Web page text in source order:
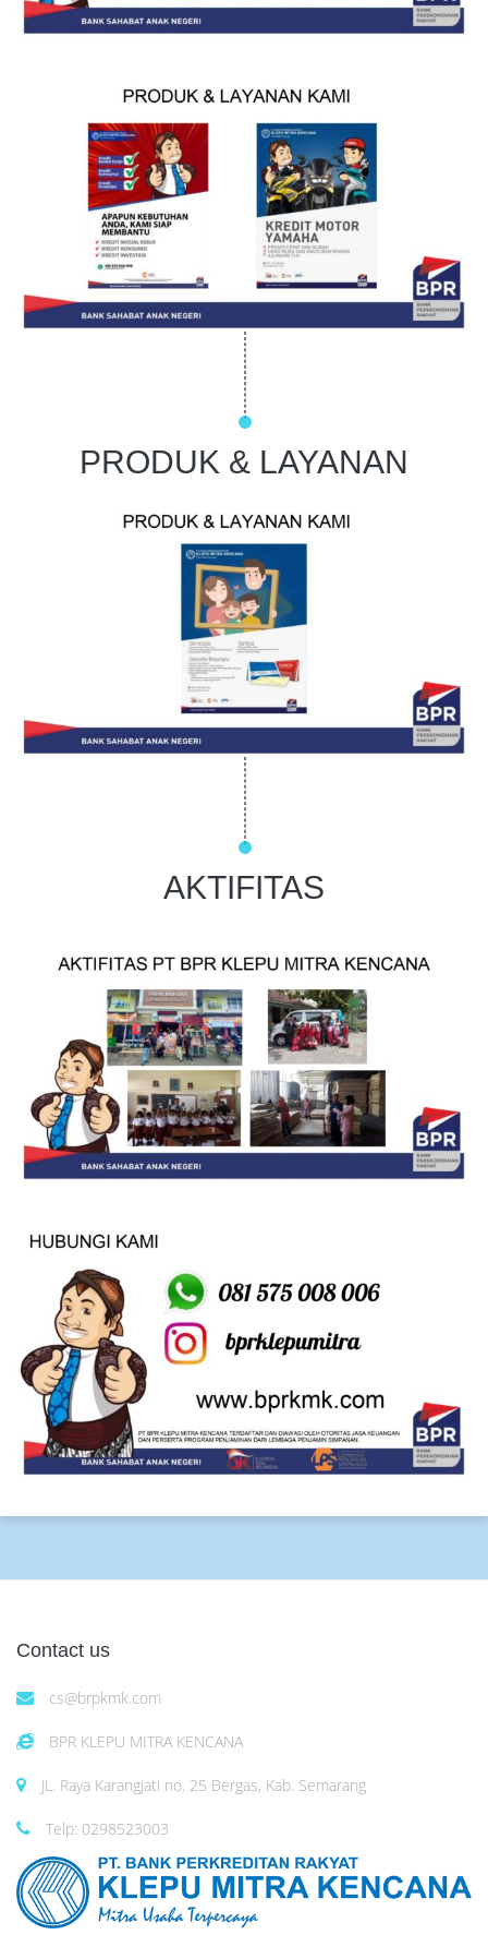
PRODUK & LAYANAN
AKTIFITAS
Contact us
cs@brpkmk.com
BPR KLEPU MITRA KENCANA
JL. Raya Karangjati no. 25 Bergas, Kab. Semarang
Telp: 0298523003